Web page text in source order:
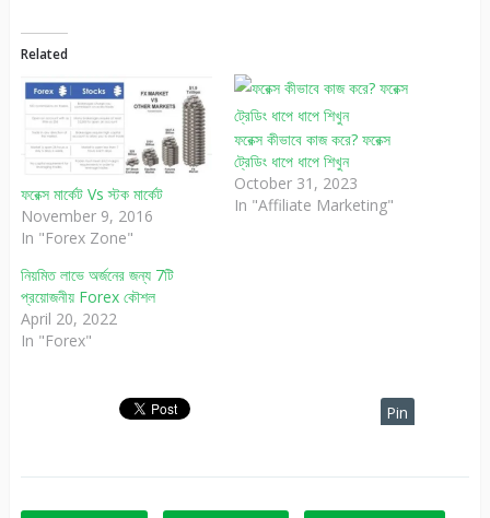
Related
ফরেক্স মার্কেট Vs স্টক মার্কেট
November 9, 2016
In "Forex Zone"
ফরেক্স কীভাবে কাজ করে? ফরেক্স
ট্রেডিং ধাপে ধাপে শিখুন
October 31, 2023
In "Affiliate Marketing"
নিয়মিত লাভে অর্জনের জন্য 7টি
প্রয়োজনীয় Forex কৌশল
April 20, 2022
In "Forex"
Pin